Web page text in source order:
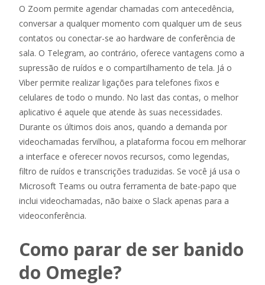
O Zoom permite agendar chamadas com antecedência,
conversar a qualquer momento com qualquer um de seus
contatos ou conectar-se ao hardware de conferência de
sala. O Telegram, ao contrário, oferece vantagens como a
supressão de ruídos e o compartilhamento de tela. Já o
Viber permite realizar ligações para telefones fixos e
celulares de todo o mundo. No last das contas, o melhor
aplicativo é aquele que atende às suas necessidades.
Durante os últimos dois anos, quando a demanda por
videochamadas fervilhou, a plataforma focou em melhorar
a interface e oferecer novos recursos, como legendas,
filtro de ruídos e transcrições traduzidas. Se você já usa o
Microsoft Teams ou outra ferramenta de bate-papo que
inclui videochamadas, não baixe o Slack apenas para a
videoconferência.
Como parar de ser banido
do Omegle?